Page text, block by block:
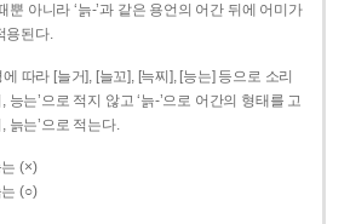
뿐 아니라 ‘늙-’과 같은 용언의 어간 뒤에 어미가
용된다.
따라 [늘거], [늘꼬], [늑찌], [능는] 등으로 소리
능는’으로 적지 않고 ‘늙-’으로 어간의 형태를 고
늙는’으로 적는다.
(×)
(○)